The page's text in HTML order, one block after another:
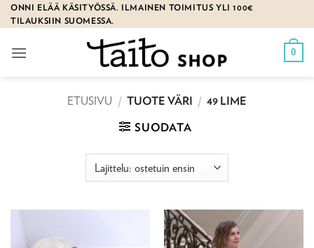
Skip
to
ONNI ELÄÄ KÄSITYÖSSÄ. ILMAINEN TOIMITUS YLI 100€
TILAUKSIIN SUOMESSA.
0
ETUSIVU / TUOTE VÄRI / 49 LIME
SUODATA